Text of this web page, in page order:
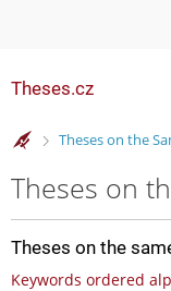
Theses.cz
>
Theses on the
Theses on
Theses on the
Keywords ordered